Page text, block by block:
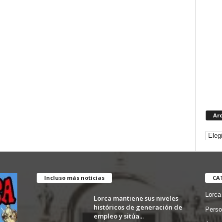
Incluso más noticias
Lorca mantiene sus niveles
históricos de generación de
empleo y sitúa...
Lorca